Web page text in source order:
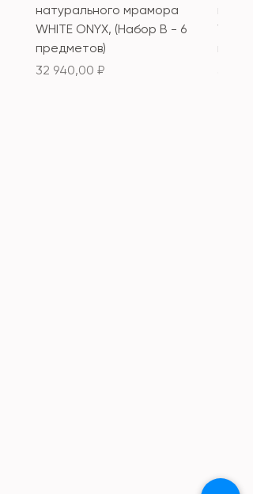
натурального мрамора
WHITE ONYX, (Набор B - 6
предметов)
Цена
32 940,00 ₽